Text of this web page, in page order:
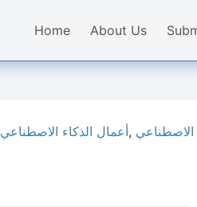
Home About Us
أعمال الذكاء الاصطناعي, الاصطناعي